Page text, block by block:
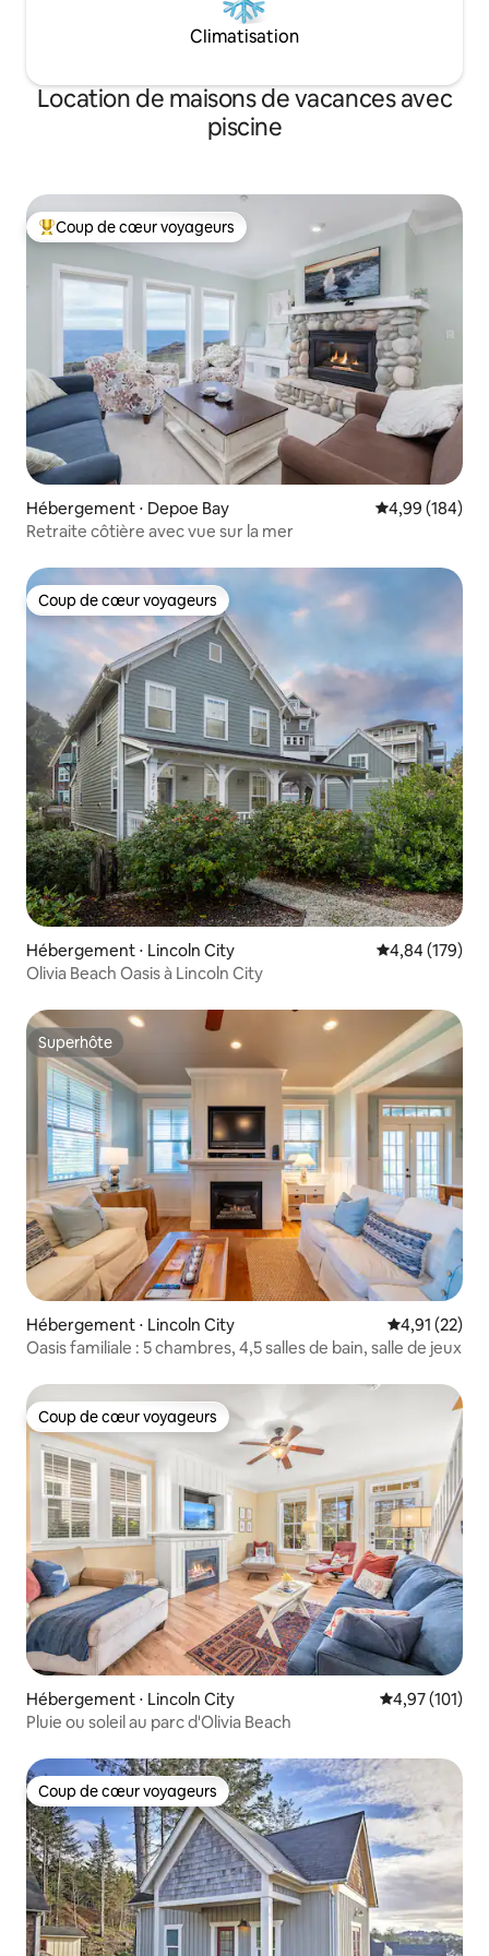
Climatisation
Location de maisons de vacances avec
piscine
Coups de cœur voyageurs les plus appréciés
Coup de cœur voyageurs
Hébergement ⋅ Depoe Bay Évaluation
4,99 (184)
Retraite côtière avec vue sur la mer
Coup de cœur voyageurs
Coup de cœur voyageurs
Hébergement ⋅ Lincoln City Évaluation
4,84 (179)
Olivia Beach Oasis à Lincoln City
Superhôte
Superhôte
Hébergement ⋅ Lincoln City Évaluation
4,91 (22)
Oasis familiale : 5 chambres, 4,5 salles de bain, salle de jeux
Coup de cœur voyageurs
Coup de cœur voyageurs
Hébergement ⋅ Lincoln City Évaluation
4,97 (101)
Pluie ou soleil au parc d'Olivia Beach
Coup de cœur voyageurs
Coup de cœur voyageurs